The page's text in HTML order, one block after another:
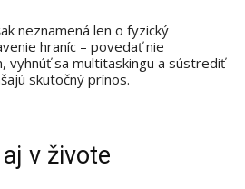
neznamená len o fyzický
hraníc – povedať nie
vyhnúť sa multitaskingu a sústrediť
skutočný prínos.
v živote